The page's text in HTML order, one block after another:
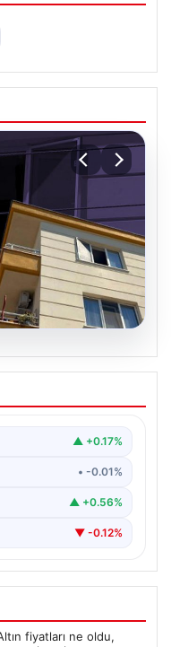
felakete
yoğun
Felaketle Bitti:
▲ +0.17%
• -0.01%
▲ +0.56%
▼ -0.12%
fiyatları ne oldu,